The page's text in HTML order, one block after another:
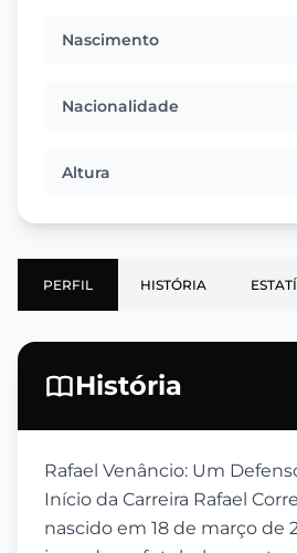
Nascimento
Nacionalidade
Altura
PERFIL HISTÓRIA
História
Rafael Venâncio: Um
Início da Carreira Rafael
nascido em 18 de março de